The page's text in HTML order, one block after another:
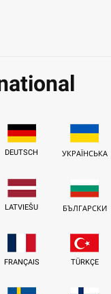
DEUTSCH УКРАЇНСЬКА
LATVIEŠU БЪЛГАРСКИ
FRANÇAIS TÜRKÇE